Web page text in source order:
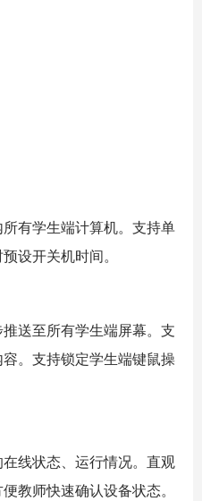
有学生端计算机。支持单
设开关机时间。
送至所有学生端屏幕。支
。支持锁定学生端键鼠操
线状态、运行情况。直观
教师快速确认设备状态。